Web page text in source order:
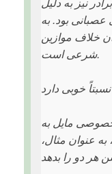
بود. به
خلاف موازین
شرعی است.
مایل به
عنوان مثال،